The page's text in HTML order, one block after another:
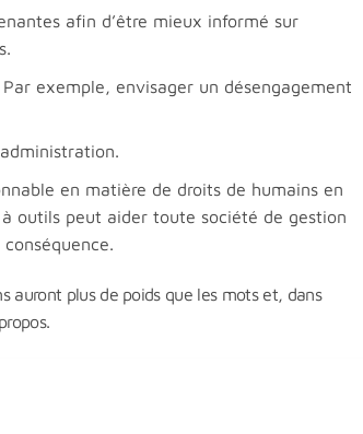
afin d’être mieux informé sur
exemple, envisager un désengagement
en matière de droits de humains en
outils peut aider toute société de gestion
auront plus de poids que les mots et, dans